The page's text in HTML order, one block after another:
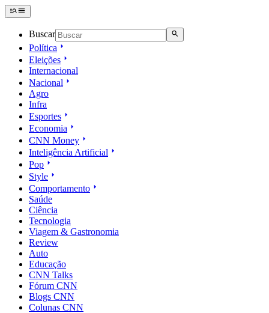
Buscar
Política
Eleições
Internacional
Nacional
Agro
Infra
Esportes
Economia
CNN Money
Inteligência Artificial
Pop
Style
Comportamento
Saúde
Ciência
Tecnologia
Viagem & Gastronomia
Review
Auto
Educação
CNN Talks
Fórum CNN
Blogs CNN
Colunas CNN